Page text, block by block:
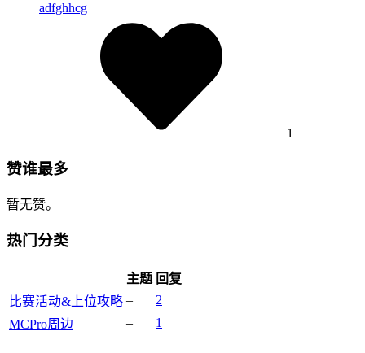
adfghhcg
1
赞谁最多
暂无赞。
热门分类
主题 回复
比赛活动&上位攻略 –
2
MCPro周边
– 1